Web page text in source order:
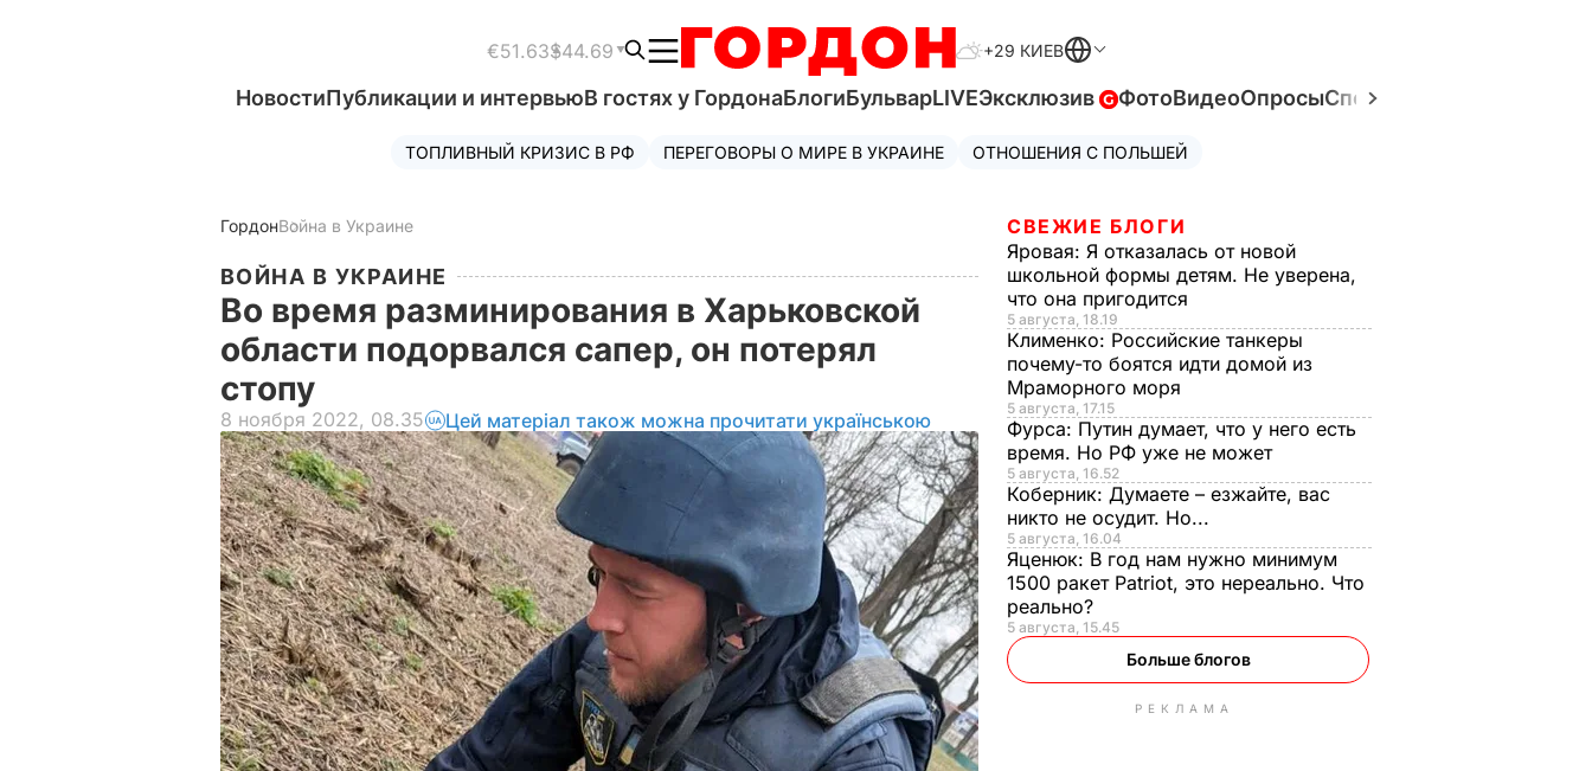
€51.63$44.69 +29 КИЕВ
НовостиПубликации и интервьюВ гостях у ГордонаБлогиБульварLIVEЭксклюзив ФотоВидеоОпросыСпецпроекты
ТОПЛИВНЫЙ КРИЗИС В РФ ПЕРЕГОВОРЫ О МИРЕ В УКРАИНЕ ОТНОШЕНИЯ С ПОЛЬШЕЙ
ГордонВойна в Украине
ВОЙНА В УКРАИНЕ
Во время разминирования в Харьковской
области подорвался сапер, он потерял
стопу
8 ноября 2022, 08.35 Цей матеріал також можна прочитати українською
СВЕЖИЕ БЛОГИ
Яровая: Я отказалась от новой
школьной формы детям. Не уверена,
что она пригодится
5 августа, 18.19
Клименко: Российские танкеры
почему-то боятся идти домой из
Мраморного моря
5 августа, 17.15
Фурса: Путин думает, что у него есть
время. Но РФ уже не может
5 августа, 16.52
Коберник: Думаете – езжайте, вас
никто не осудит. Но...
5 августа, 16.04
Яценюк: В год нам нужно минимум
1500 ракет Patriot, это нереально. Что
реально?
5 августа, 15.45
Больше блогов
РЕКЛАМА